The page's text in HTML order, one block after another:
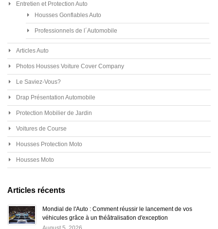
Entretien et Protection Auto
Housses Gonflables Auto
Professionnels de l´Automobile
Articles Auto
Photos Housses Voiture Cover Company
Le Saviez-Vous?
Drap Présentation Automobile
Protection Mobilier de Jardin
Voitures de Course
Housses Protection Moto
Housses Moto
Articles récents
Mondial de l'Auto : Comment réussir le lancement de vos
véhicules grâce à un théâtralisation d'exception